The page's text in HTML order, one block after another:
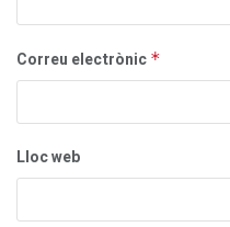
Correu electrònic *
Lloc web